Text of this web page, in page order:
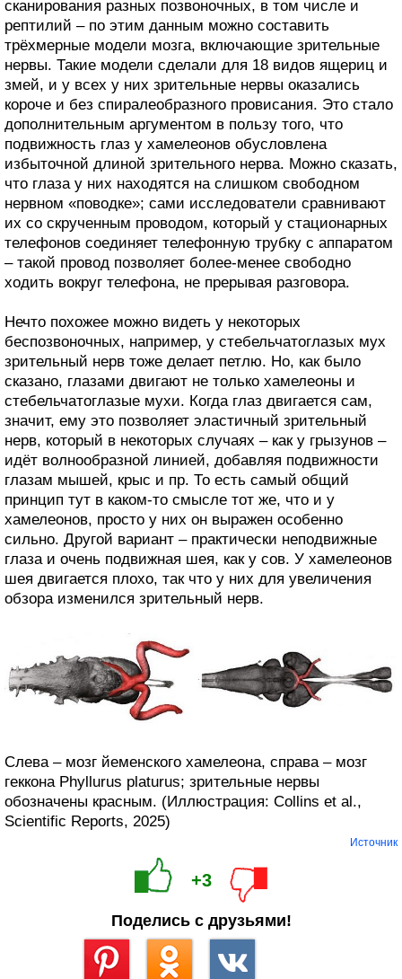
сканирования разных позвоночных, в том числе и
рептилий – по этим данным можно составить
трёхмерные модели мозга, включающие зрительные
нервы. Такие модели сделали для 18 видов ящериц и
змей, и у всех у них зрительные нервы оказались
короче и без спиралеобразного провисания. Это стало
дополнительным аргументом в пользу того, что
подвижность глаз у хамелеонов обусловлена
избыточной длиной зрительного нерва. Можно сказать,
что глаза у них находятся на слишком свободном
нервном «поводке»; сами исследователи сравнивают
их со скрученным проводом, который у стационарных
телефонов соединяет телефонную трубку с аппаратом
– такой провод позволяет более-менее свободно
ходить вокруг телефона, не прерывая разговора.
Нечто похожее можно видеть у некоторых
беспозвоночных, например, у стебельчатоглазых мух
зрительный нерв тоже делает петлю. Но, как было
сказано, глазами двигают не только хамелеоны и
стебельчатоглазые мухи. Когда глаз двигается сам,
значит, ему это позволяет эластичный зрительный
нерв, который в некоторых случаях – как у грызунов –
идёт волнообразной линией, добавляя подвижности
глазам мышей, крыс и пр. То есть самый общий
принцип тут в каком-то смысле тот же, что и у
хамелеонов, просто у них он выражен особенно
сильно. Другой вариант – практически неподвижные
глаза и очень подвижная шея, как у сов. У хамелеонов
шея двигается плохо, так что у них для увеличения
обзора изменился зрительный нерв.
Слева – мозг йеменского хамелеона, справа – мозг
геккона Phyllurus platurus; зрительные нервы
обозначены красным. (Иллюстрация: Collins et al.,
Scientific Reports, 2025)
Источник
+3
Поделись с друзьями!